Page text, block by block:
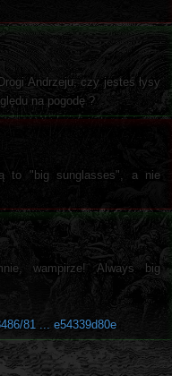
Andrzeju, czy jesteś łysy
na pogodę ?
to "big sunglasses", a nie
wampirze! Always big
81 ... e54339d80e